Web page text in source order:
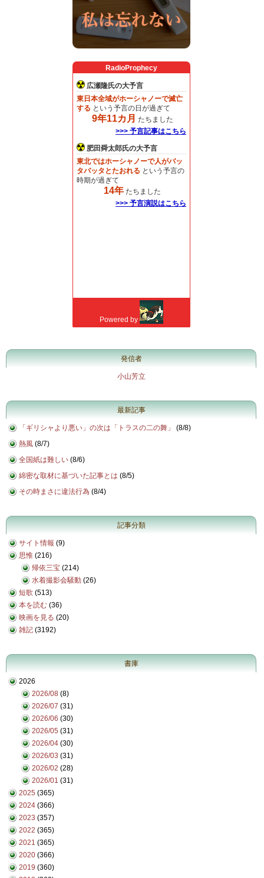
発信者
小山芳立
最新記事
「ギリシャより悪い」の次は「トラスの二の舞」 (8/8)
熱風 (8/7)
全国紙は難しい (8/6)
綿密な取材に基づいた記事とは (8/5)
その時まさに違法行為 (8/4)
記事分類
サイト情報 (9)
思惟 (216)
帰依三宝 (214)
水着撮影会騒動 (26)
短歌 (513)
本を読む (36)
映画を見る (20)
雑記 (3192)
書庫
2026
2026/08 (8)
2026/07 (31)
2026/06 (30)
2026/05 (31)
2026/04 (30)
2026/03 (31)
2026/02 (28)
2026/01 (31)
2025 (365)
2024 (366)
2023 (357)
2022 (365)
2021 (365)
2020 (366)
2019 (360)